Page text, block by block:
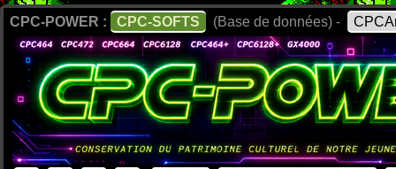
CPC-POWER : CPC-SOFTS (Base de données) -